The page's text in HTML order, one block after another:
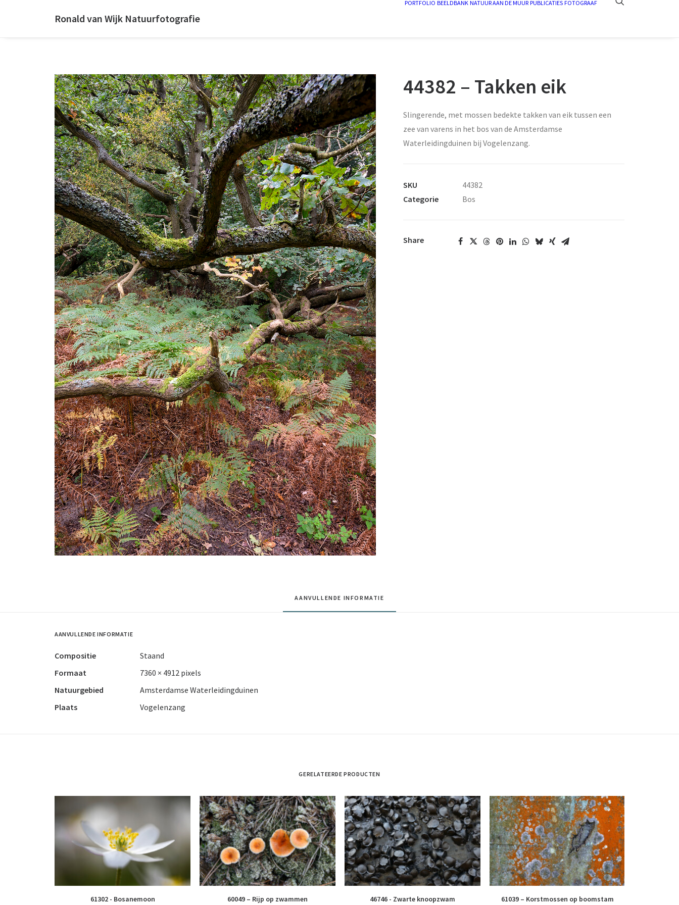
Ronald van Wijk Natuurfotografie
PORTFOLIO BEELDBANK NATUUR AAN DE MUUR PUBLICATIES FOTOGRAAF
44382 – Takken eik
Slingerende, met mossen bedekte takken van eik tussen een
zee van varens in het bos van de Amsterdamse
Waterleidingduinen bij Vogelenzang.
SKU
44382
Categorie
Bos
Share
AANVULLENDE INFORMATIE
AANVULLENDE INFORMATIE
Compositie
Staand
Formaat
7360 × 4912 pixels
Natuurgebied
Amsterdamse Waterleidingduinen
Plaats
Vogelenzang
GERELATEERDE PRODUCTEN
61302 - Bosanemoon 60049 – Rijp op zwammen 46746 - Zwarte knoopzwam 61039 – Korstmossen op boomstam